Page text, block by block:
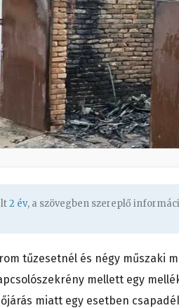
2 év, a szövegben szereplő
tűzesetnél és négy műszaki
mellett egy
miatt egy esetben